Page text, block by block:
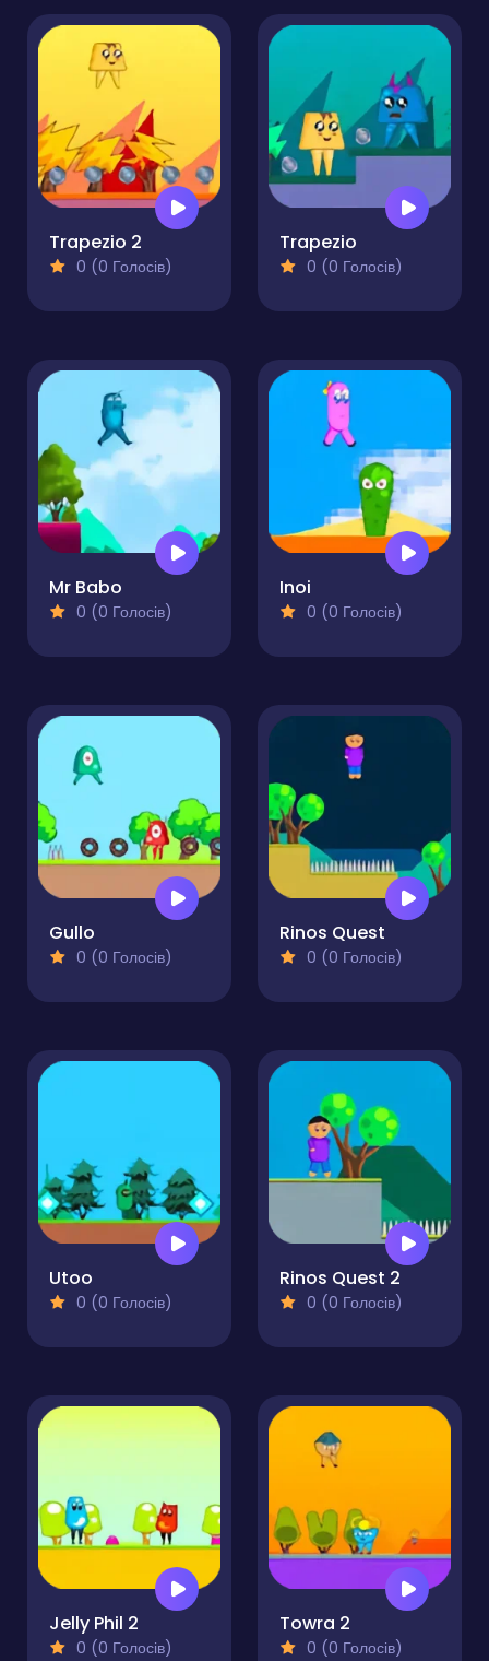
Trapezio 2
0 (0 Голосів)
Trapezio
0 (0 Голосів)
Mr Babo
0 (0 Голосів)
Inoi
0 (0 Голосів)
Gullo
0 (0 Голосів)
Rinos Quest
0 (0 Голосів)
Utoo
0 (0 Голосів)
Rinos Quest 2
0 (0 Голосів)
Jelly Phil 2
0 (0 Голосів)
Towra 2
0 (0 Голосів)